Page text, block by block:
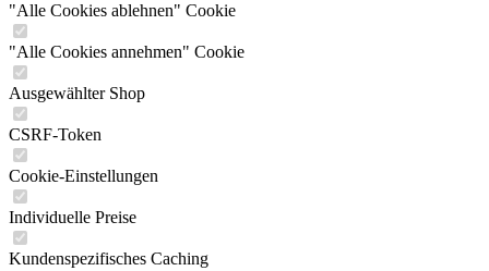
"Alle Cookies ablehnen" Cookie
"Alle Cookies annehmen" Cookie
Ausgewählter Shop
CSRF-Token
Cookie-Einstellungen
Individuelle Preise
Kundenspezifisches Caching